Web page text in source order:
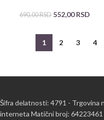
690,00RSD 552,00RSD
1 2 3 4
Šifra delatnosti: 4791 - Trgovina
interneta Matični broj: 64223461